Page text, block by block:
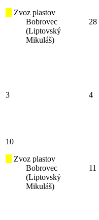
Zvoz plastov
Bobrovec
(Liptovský
Mikuláš)
28
3 4
10
Zvoz plastov
Bobrovec
(Liptovský
Mikuláš)
11